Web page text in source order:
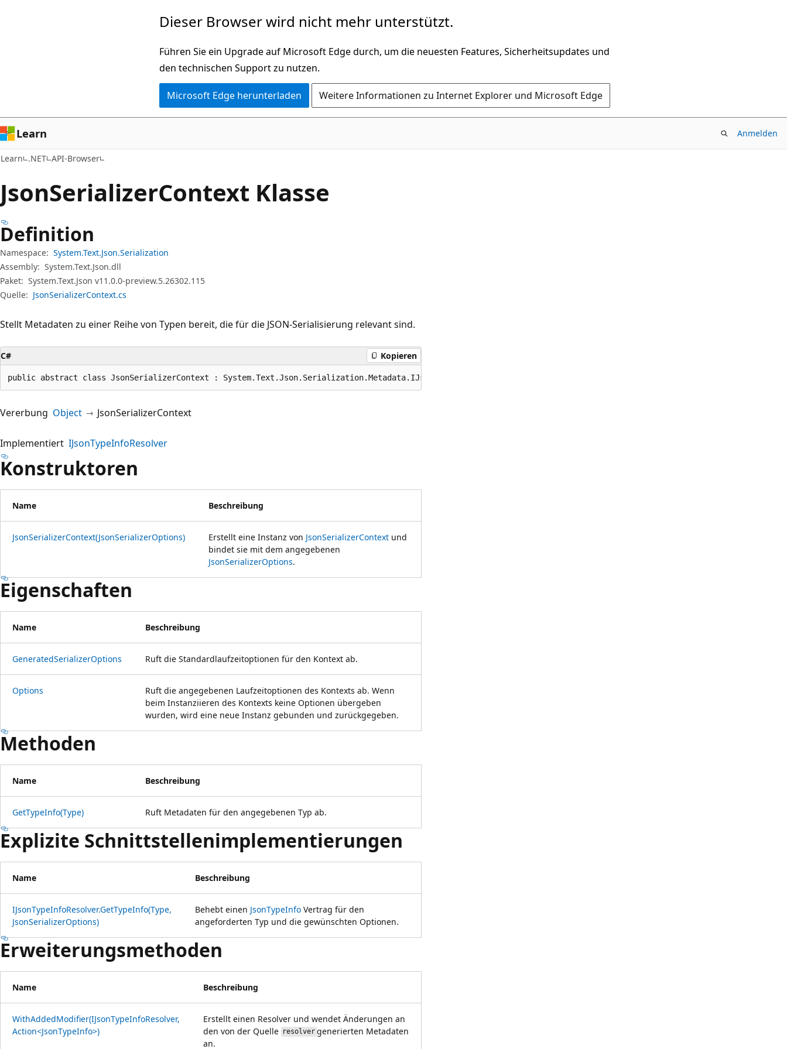
Dieser Browser wird nicht mehr unterstützt.
Führen Sie ein Upgrade auf Microsoft Edge durch, um die neuesten Features, Sicherheitsupdates und
den technischen Support zu nutzen.
Microsoft Edge herunterladen Weitere Informationen zu Internet Explorer und Microsoft Edge
Learn Anmelden
Learn .NET API-Browser
JsonSerializerContext Klasse
Definition
Namespace: System.Text.Json.Serialization
Assembly: System.Text.Json.dll
Paket: System.Text.Json v11.0.0-preview.5.26302.115
Quelle: JsonSerializerContext.cs
Stellt Metadaten zu einer Reihe von Typen bereit, die für die JSON-Serialisierung relevant sind.
C# Kopieren
public abstract class JsonSerializerContext : System.Text.Json.Serialization.Metadata.IJsonTypeInfoResolver
Vererbung Object JsonSerializerContext
Implementiert IJsonTypeInfoResolver
Konstruktoren
Name Beschreibung
JsonSerializerContext(JsonSerializerOptions) Erstellt eine Instanz von JsonSerializerContext und
bindet sie mit dem angegebenen
JsonSerializerOptions.
Eigenschaften
Name Beschreibung
GeneratedSerializerOptions Ruft die Standardlaufzeitoptionen für den Kontext ab.
Options
Ruft die angegebenen Laufzeitoptionen des Kontexts ab. Wenn
beim Instanziieren des Kontexts keine Optionen übergeben
wurden, wird eine neue Instanz gebunden und zurückgegeben.
Methoden
Name Beschreibung
GetTypeInfo(Type) Ruft Metadaten für den angegebenen Typ ab.
Explizite Schnittstellenimplementierungen
Name Beschreibung
IJsonTypeInfoResolver.GetTypeInfo(Type,
JsonSerializerOptions)
Behebt einen JsonTypeInfo Vertrag für den
angeforderten Typ und die gewünschten Optionen.
Erweiterungsmethoden
Name Beschreibung
WithAddedModifier(IJsonTypeInfoResolver,
Action<JsonTypeInfo>)
Erstellt einen Resolver und wendet Änderungen an
den von der Quelle resolver generierten Metadaten
an.